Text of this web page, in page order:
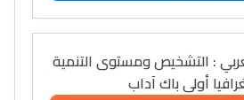
: التشخيص ومستوى التنمية
أولى باك آداب